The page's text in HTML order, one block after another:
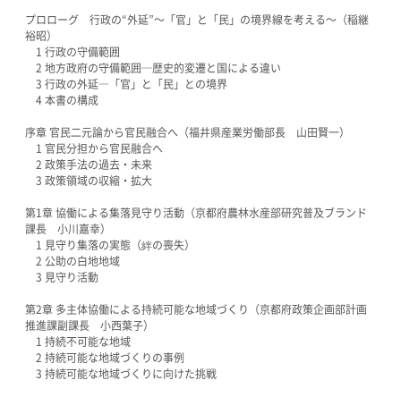
プロローグ 行政の“外延”〜「官」と「民」の境界線を考える〜（稲継
裕昭）
1 行政の守備範囲
2 地方政府の守備範囲─歴史的変遷と国による違い
3 行政の外延―「官」と「民」との境界
4 本書の構成
序章 官民二元論から官民融合へ（福井県産業労働部長 山田賢一）
1 官民分担から官民融合へ
2 政策手法の過去・未来
3 政策領域の収縮・拡大
第1章 協働による集落見守り活動（京都府農林水産部研究普及ブランド
課長 小川嘉幸）
1 見守り集落の実態（絆の喪失）
2 公助の白地地域
3 見守り活動
第2章 多主体協働による持続可能な地域づくり（京都府政策企画部計画
推進課副課長 小西葉子）
1 持続不可能な地域
2 持続可能な地域づくりの事例
3 持続可能な地域づくりに向けた挑戦